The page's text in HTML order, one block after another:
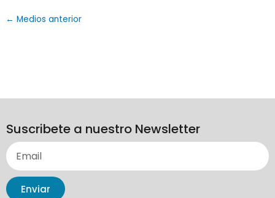
← Medios anterior
Suscribete a nuestro Newsletter
Enviar